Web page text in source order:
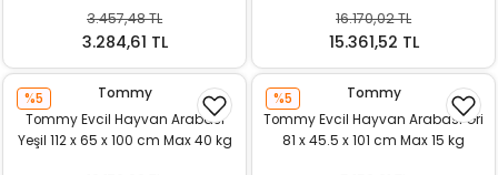
3.457,48 TL
3.284,61 TL
16.170,02 TL
15.361,52 TL
%5
Tommy
Tommy Evcil Hayvan Arabası
Yeşil 112 x 65 x 100 cm Max 40 kg
%5
Tommy
Tommy Evcil Hayvan Arabası Gri
81 x 45.5 x 101 cm Max 15 kg